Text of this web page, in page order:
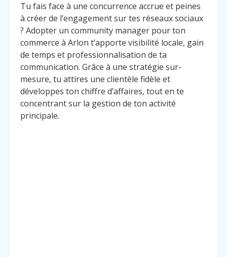
Tu fais face à une concurrence accrue et peines
à créer de l’engagement sur tes réseaux sociaux
? Adopter un community manager pour ton
commerce à Arlon t’apporte visibilité locale, gain
de temps et professionnalisation de ta
communication. Grâce à une stratégie sur-
mesure, tu attires une clientèle fidèle et
développes ton chiffre d’affaires, tout en te
concentrant sur la gestion de ton activité
principale.